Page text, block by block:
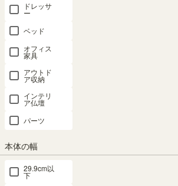
ドレッサ
ー
ベッド
オフィス
家具
アウトド
ア収納
インテリ
ア仏壇
パーツ
本体の幅
29.9cm以
下
コーヒー香る書店にいるような居心地
厚い棚板が力強く存在感を放つ高さ2mの大